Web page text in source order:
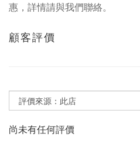
惠，詳情請與我們聯絡。
顧客評價
尚未有任何評價